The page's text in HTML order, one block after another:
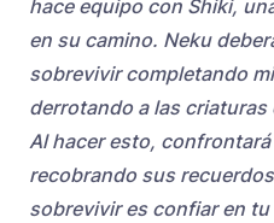
hace equipo con Shiki,
en su camino. Neku
sobrevivir completando
derrotando a las criaturas
Al hacer esto, confrontará
recobrando sus
sobrevivir es confiar en tu